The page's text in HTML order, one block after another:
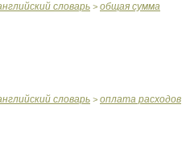
словарь > общая сумма
словарь > оплата расходов